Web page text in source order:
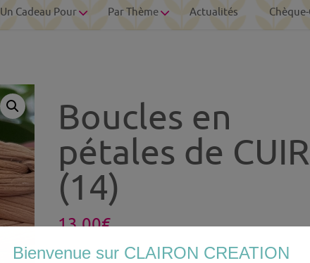
Un Cadeau Pour Par Thème Actualités
Boucles en
pétales de CUIR
(14)
13.00€
Bienvenue sur CLAIRON CREATION